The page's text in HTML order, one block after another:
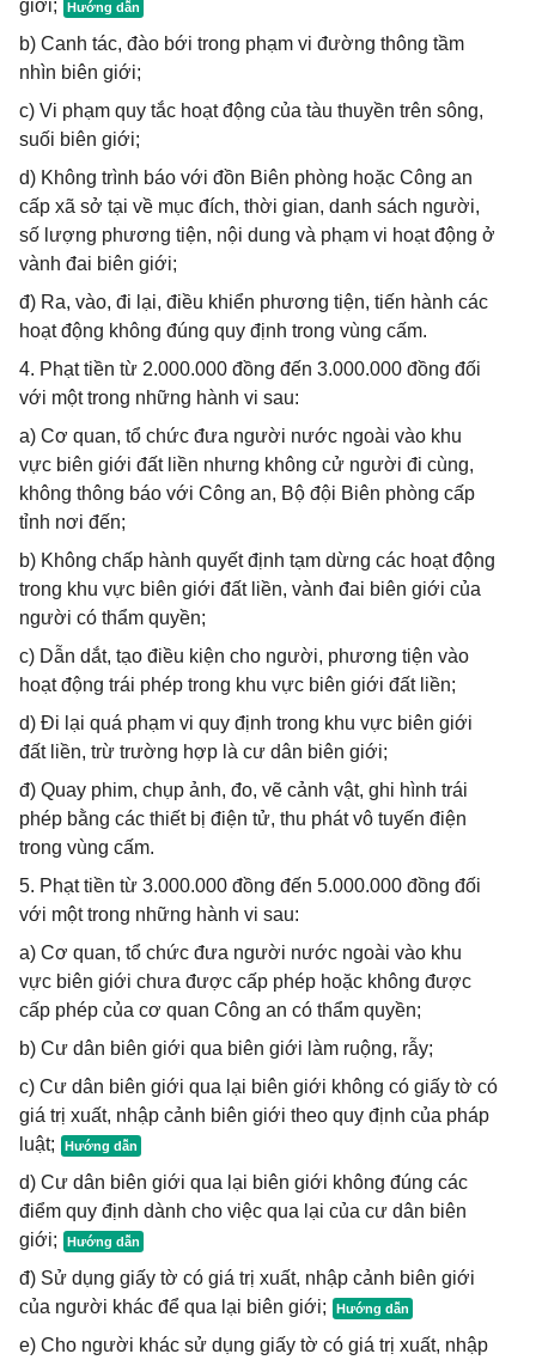
giới;
b) Canh tác, đào bới trong phạm vi đường thông tầm
nhìn biên giới;
c) Vi phạm quy tắc hoạt động của tàu thuyền trên sông,
suối biên giới;
d) Không trình báo với đồn Biên phòng hoặc Công an
cấp xã sở tại về mục đích, thời gian, danh sách người,
số lượng phương tiện, nội dung và phạm vi hoạt động ở
vành đai biên giới;
đ) Ra, vào, đi lại, điều khiển phương tiện, tiến hành các
hoạt động không đúng quy định trong vùng cấm.
4. Phạt tiền từ 2.000.000 đồng đến 3.000.000 đồng đối
với một trong những hành vi sau:
a) Cơ quan, tổ chức đưa người nước ngoài vào khu
vực biên giới đất liền nhưng không cử người đi cùng,
không thông báo với Công an, Bộ đội Biên phòng cấp
tỉnh nơi đến;
b) Không chấp hành quyết định tạm dừng các hoạt động
trong khu vực biên giới đất liền, vành đai biên giới của
người có thẩm quyền;
c) Dẫn dắt, tạo điều kiện cho người, phương tiện vào
hoạt động trái phép trong khu vực biên giới đất liền;
d) Đi lại quá phạm vi quy định trong khu vực biên giới
đất liền, trừ trường hợp là cư dân biên giới;
đ) Quay phim, chụp ảnh, đo, vẽ cảnh vật, ghi hình trái
phép bằng các thiết bị điện tử, thu phát vô tuyến điện
trong vùng cấm.
5. Phạt tiền từ 3.000.000 đồng đến 5.000.000 đồng đối
với một trong những hành vi sau:
a) Cơ quan, tổ chức đưa người nước ngoài vào khu
vực biên giới chưa được cấp phép hoặc không được
cấp phép của cơ quan Công an có thẩm quyền;
b) Cư dân biên giới qua biên giới làm ruộng, rẫy;
c) Cư dân biên giới qua lại biên giới không có giấy tờ có
giá trị xuất, nhập cảnh biên giới theo quy định của pháp
luật;
d) Cư dân biên giới qua lại biên giới không đúng các
điểm quy định dành cho việc qua lại của cư dân biên
giới;
đ) Sử dụng giấy tờ có giá trị xuất, nhập cảnh biên giới
của người khác để qua lại biên giới;
e) Cho người khác sử dụng giấy tờ có giá trị xuất, nhập